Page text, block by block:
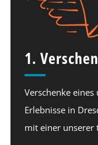
1.
Verschenke
Erlebnisse in
mit einer unserer